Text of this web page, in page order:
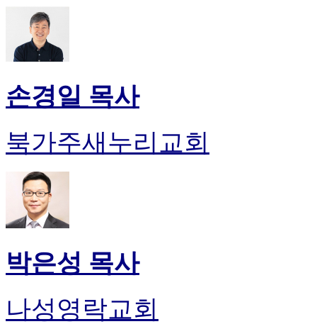
손경일 목사
북가주새누리교회
박은성 목사
나성영락교회